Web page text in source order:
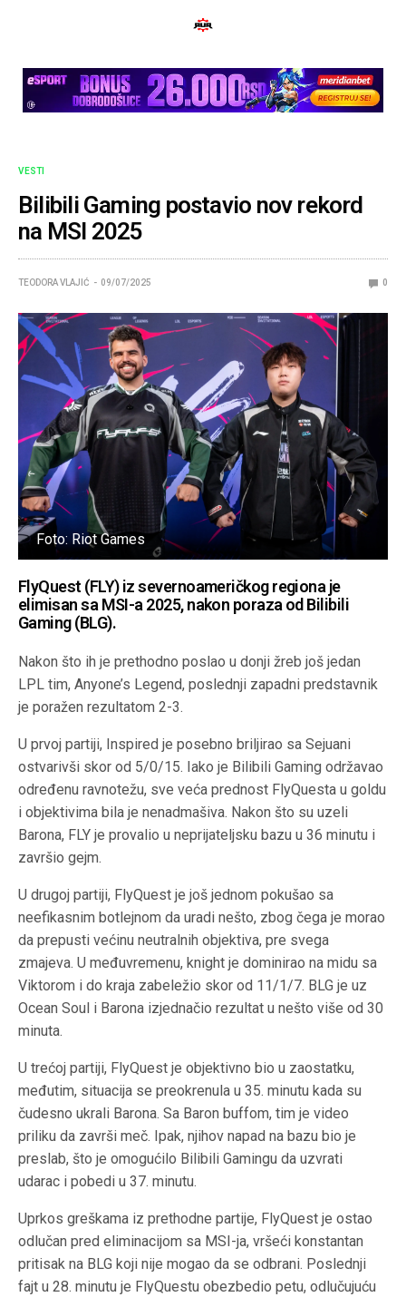
VESTI
Bilibili Gaming postavio nov rekord
na MSI 2025
TEODORA VLAJIĆ 09/07/2025 0
Foto: Riot Games
FlyQuest (FLY) iz severnoameričkog regiona je
elimisan sa MSI-a 2025, nakon poraza od Bilibili
Gaming (BLG).
Nakon što ih je prethodno poslao u donji žreb još jedan
LPL tim, Anyone’s Legend, poslednji zapadni predstavnik
je poražen rezultatom 2-3.
U prvoj partiji, Inspired je posebno briljirao sa Sejuani
ostvarivši skor od 5/0/15. Iako je Bilibili Gaming održavao
određenu ravnotežu, sve veća prednost FlyQuesta u goldu
i objektivima bila je nenadmašiva. Nakon što su uzeli
Barona, FLY je provalio u neprijateljsku bazu u 36 minutu i
završio gejm.
U drugoj partiji, FlyQuest je još jednom pokušao sa
neefikasnim botlejnom da uradi nešto, zbog čega je morao
da prepusti većinu neutralnih objektiva, pre svega
zmajeva. U međuvremenu, knight je dominirao na midu sa
Viktorom i do kraja zabeležio skor od 11/1/7. BLG je uz
Ocean Soul i Barona izjednačio rezultat u nešto više od 30
minuta.
U trećoj partiji, FlyQuest je objektivno bio u zaostatku,
međutim, situacija se preokrenula u 35. minutu kada su
čudesno ukrali Barona. Sa Baron buffom, tim je video
priliku da završi meč. Ipak, njihov napad na bazu bio je
preslab, što je omogućilo Bilibili Gamingu da uzvrati
udarac i pobedi u 37. minutu.
Uprkos greškama iz prethodne partije, FlyQuest je ostao
odlučan pred eliminacijom sa MSI-ja, vršeći konstantan
pritisak na BLG koji nije mogao da se odbrani. Poslednji
fajt u 28. minutu je FlyQuestu obezbedio petu, odlučujuću